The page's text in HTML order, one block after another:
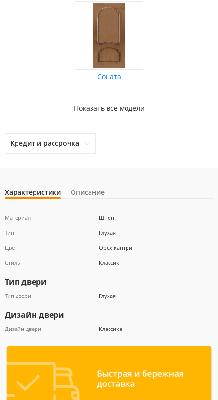
Соната
Показать все модели
Кредит и рассрочка
otpbank
Характеристики
Материал Шпон
Тип Глухая
Цвет Орех кантри
Стиль Классик
Тип двери
Тип двери Глухая
Дизайн двери
Дизайн двери Классика
Описание